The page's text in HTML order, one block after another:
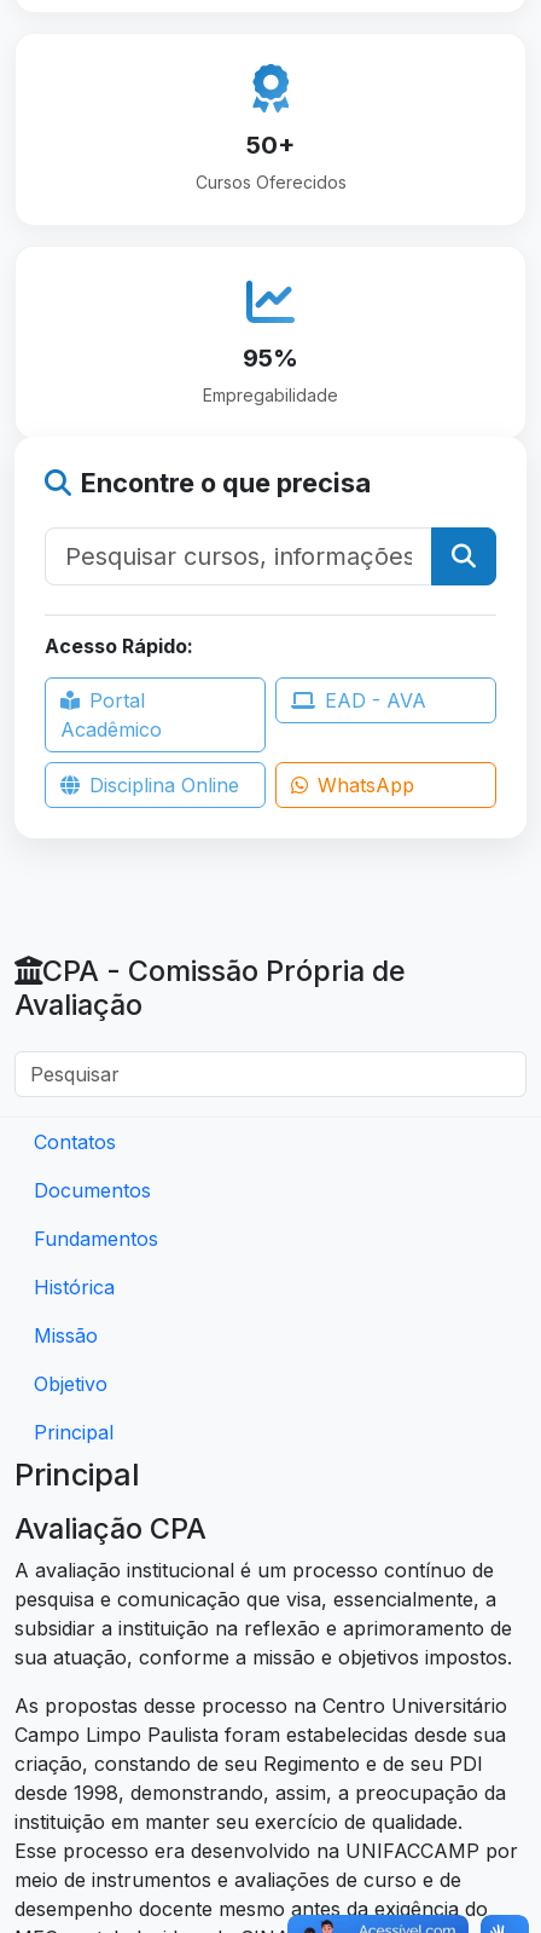
50+
Cursos Oferecidos
95%
Empregabilidade
Encontre o que precisa
Acesso Rápido:
Portal
Acadêmico
EAD - AVA
Disciplina Online WhatsApp
CPA - Comissão Própria de
Avaliação
Contatos
Documentos
Fundamentos
Histórica
Missão
Objetivo
Principal
Principal
Avaliação CPA
A avaliação institucional é um processo contínuo de
pesquisa e comunicação que visa, essencialmente, a
subsidiar a instituição na reflexão e aprimoramento de
sua atuação, conforme a missão e objetivos impostos.
As propostas desse processo na Centro Universitário
Campo Limpo Paulista foram estabelecidas desde sua
criação, constando de seu Regimento e de seu PDI
desde 1998, demonstrando, assim, a preocupação da
instituição em manter seu exercício de qualidade.
Esse processo era desenvolvido na UNIFACCAMP por
meio de instrumentos e avaliações de curso e de
desempenho docente mesmo antes da exigência do